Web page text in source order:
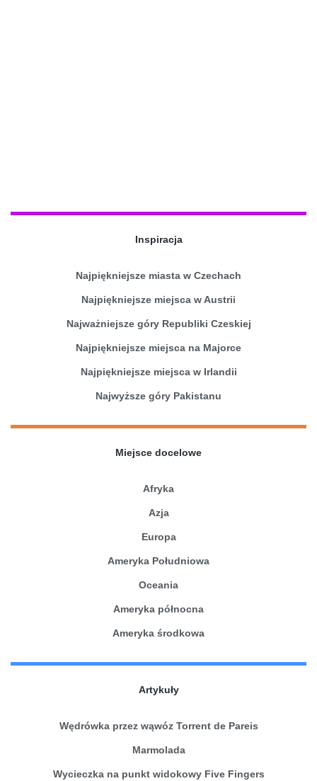
Inspiracja
Najpiękniejsze miasta w Czechach
Najpiękniejsze miejsca w Austrii
Najważniejsze góry Republiki Czeskiej
Najpiękniejsze miejsca na Majorce
Najpiękniejsze miejsca w Irlandii
Najwyższe góry Pakistanu
Miejsce docelowe
Afryka
Azja
Europa
Ameryka Południowa
Oceania
Ameryka północna
Ameryka środkowa
Artykuły
Wędrówka przez wąwóz Torrent de Pareis
Marmolada
Wycieczka na punkt widokowy Five Fingers